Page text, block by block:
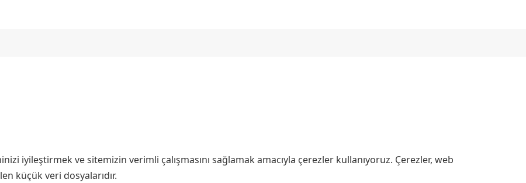
iyileştirmek ve sitemizin verimli çalışmasını sağlamak amacıyla çerezler kullanıyoruz. Çerezler, web
küçük veri dosyalarıdır.